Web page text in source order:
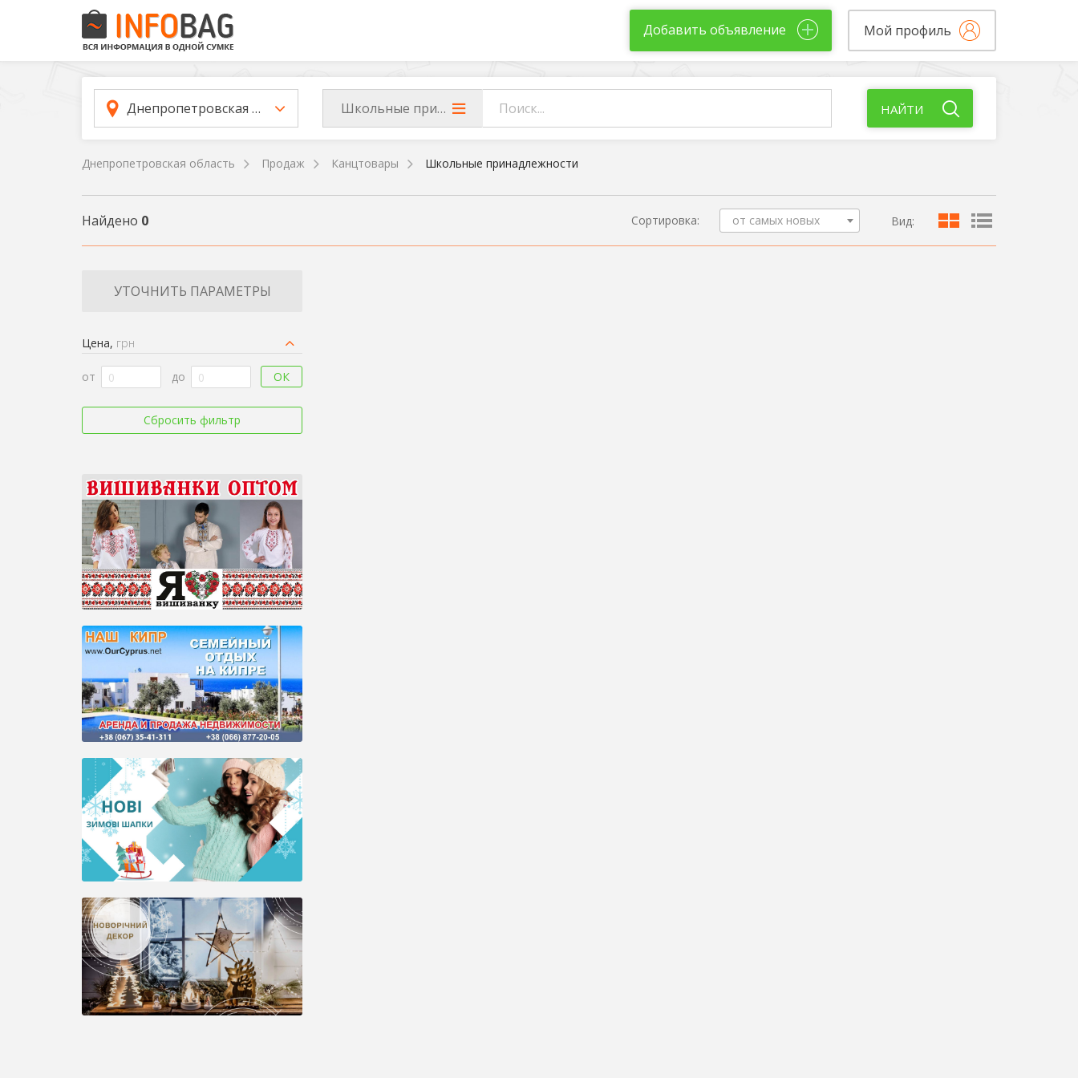
Добавить объявление Мой профиль
Днепропетровская область Школьные принадлежности НАЙТИ
Днепропетровская область Продаж Канцтовары Школьные принадлежности
Найдено 0 Сортировка: от самых новых Вид:
УТОЧНИТЬ ПАРАМЕТРЫ
Цена, грн
от до ОК
Сбросить фильтр